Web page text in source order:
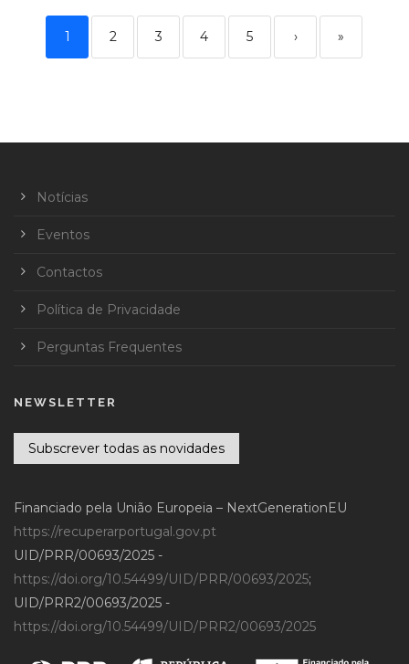
1 2 3 4 5 › »
Notícias
Eventos
Contactos
Política de Privacidade
Perguntas Frequentes
NEWSLETTER
Subscrever todas as novidades
Financiado pela União Europeia – NextGenerationEU
https://recuperarportugal.gov.pt
UID/PRR/00693/2025 -
https://doi.org/10.54499/UID/PRR/00693/2025;
UID/PRR2/00693/2025 -
https://doi.org/10.54499/UID/PRR2/00693/2025